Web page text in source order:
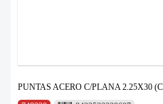
PUNTAS ACERO C/PLANA 2.25X30